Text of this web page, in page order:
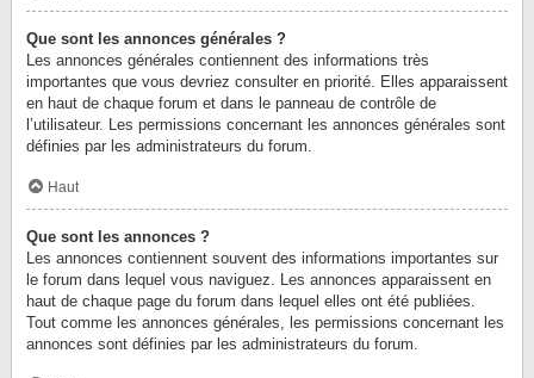
Que sont les annonces générales ?
Les annonces générales contiennent des informations très
importantes que vous devriez consulter en priorité. Elles apparaissent
en haut de chaque forum et dans le panneau de contrôle de
l’utilisateur. Les permissions concernant les annonces générales sont
définies par les administrateurs du forum.
Haut
Que sont les annonces ?
Les annonces contiennent souvent des informations importantes sur
le forum dans lequel vous naviguez. Les annonces apparaissent en
haut de chaque page du forum dans lequel elles ont été publiées.
Tout comme les annonces générales, les permissions concernant les
annonces sont définies par les administrateurs du forum.